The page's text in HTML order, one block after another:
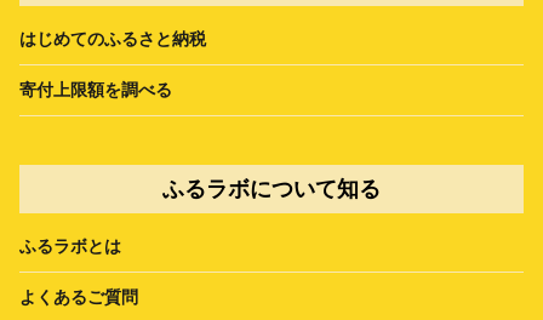
はじめてのふるさと納税
寄付上限額を調べる
ふるラボについて知る
ふるラボとは
よくあるご質問